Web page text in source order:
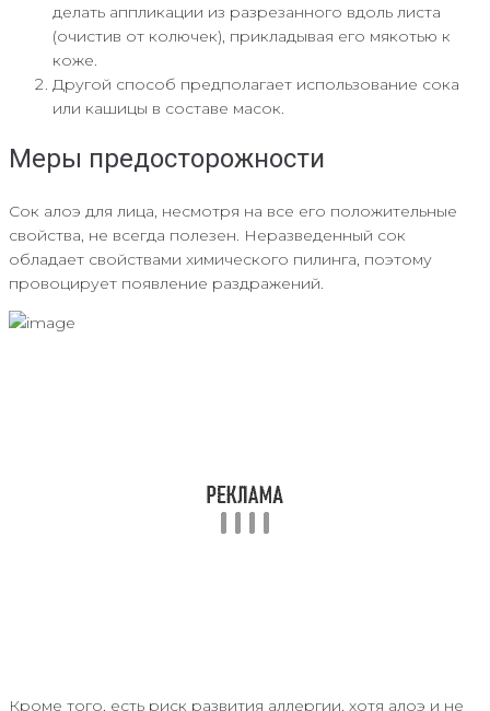
делать аппликации из разрезанного вдоль листа
(очистив от колючек), прикладывая его мякотью к
коже.
Другой способ предполагает использование сока
или кашицы в составе масок.
Меры предосторожности
Сок алоэ для лица, несмотря на все его положительные
свойства, не всегда полезен. Неразведенный сок
обладает свойствами химического пилинга, поэтому
провоцирует появление раздражений.
Кроме того, есть риск развития аллергии, хотя алоэ и не